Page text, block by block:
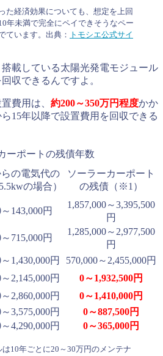
た経済効果についても、想定を上回
年未満で完全にペイできそうなペー
ています。出典： トモシエ公式サイ
載している太陽光発電モジュール
収できるんですよ。
費用は、 約200～350万円程度かか
15年以降で設置費用を回収できる
ーポートの残債年数
の電気代の
の場合）
ソーラーカーポート
の残債（※1）
143,000円
1,857,000～3,395,500
円
715,000円
1,285,000～2,977,500
円
1,430,000円
570,000～2,455,000円
2,145,000円
0～1,932,500円
2,860,000円
0～1,410,000円
3,575,000円
0～887,500円
4,290,000円 0～365,000円
10年ごとに20～30万円のメンテナ